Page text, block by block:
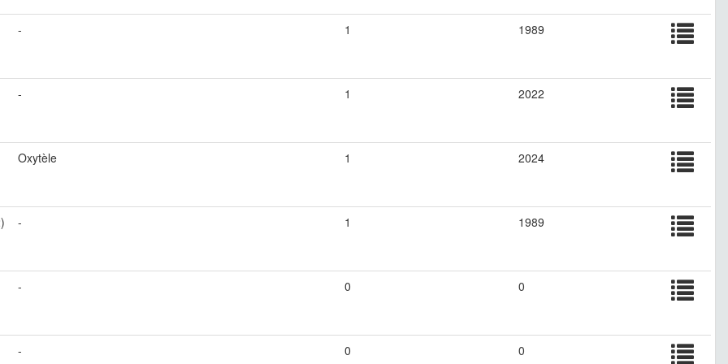
- 1 1989
- 1 2022
Oxytèle 1 2024
- 1 1989
- 0 0
- 0 0